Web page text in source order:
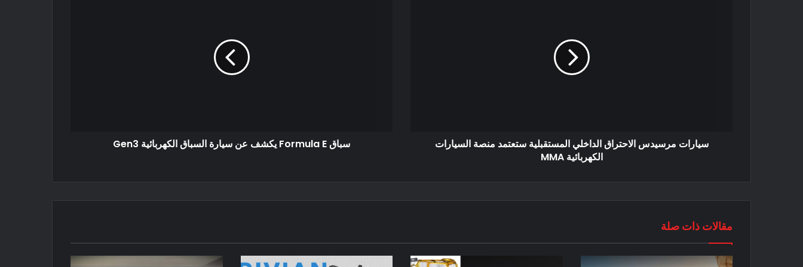
سيارات مرسيدس الاحتراق الداخلي المستقبلية ستعتمد منصة السيارات
الكهربائية MMA
سباق Formula E يكشف عن سيارة السباق الكهربائية Gen3
مقالات ذات صلة